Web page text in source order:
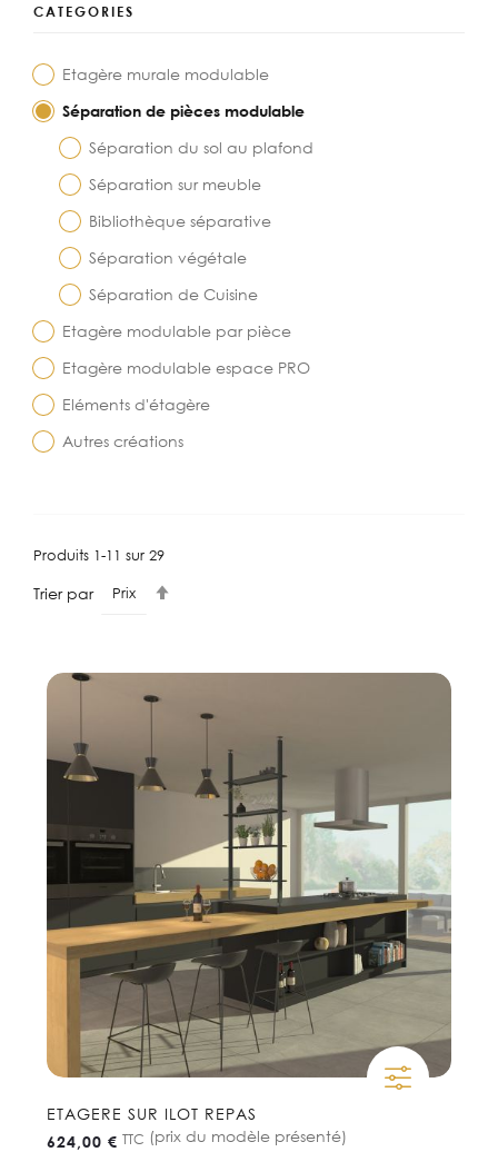
CATEGORIES
Etagère murale modulable
Séparation de pièces modulable
Séparation du sol au plafond
Séparation sur meuble
Bibliothèque séparative
Séparation végétale
Séparation de Cuisine
Etagère modulable par pièce
Etagère modulable espace PRO
Eléments d'étagère
Autres créations
Produits 1-11 sur 29
Trier par
décroissant
ETAGERE SUR ILOT REPAS
624,00 € TTC (prix du modèle présenté)